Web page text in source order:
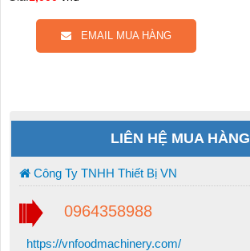
EMAIL MUA HÀNG
LIÊN HỆ MUA HÀNG
Công Ty TNHH Thiết Bị VN
0964358988
https://vnfoodmachinery.com/